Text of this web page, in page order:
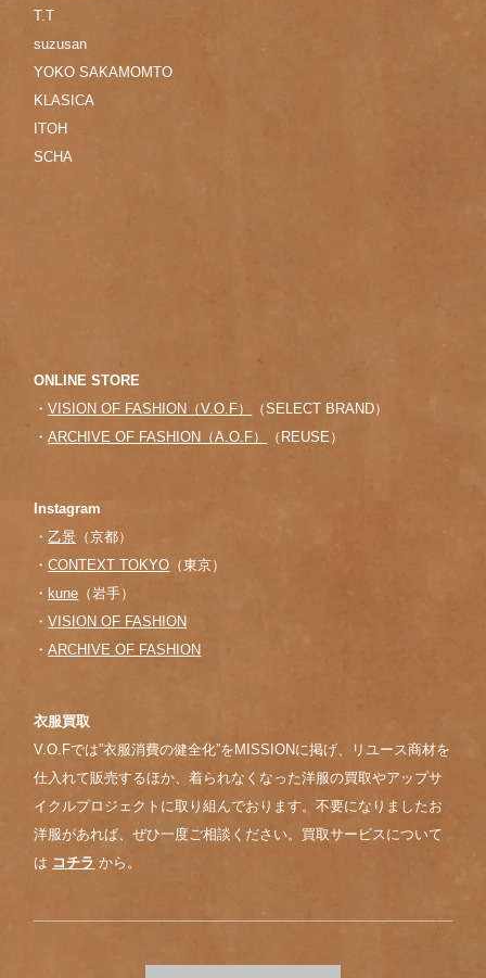
T.T
suzusan
YOKO SAKAMOMTO
KLASICA
ITOH
SCHA
ONLINE STORE
・VISION OF FASHION（V.O.F）
（SELECT BRAND）
・ARCHIVE OF FASHION（A.O.F） （REUSE）
Instagram
・乙景 （京都）
・CONTEXT TOKYO （東京）
・ kune （岩手）
・VISION OF FASHION
・ARCHIVE OF FASHION
衣服買取
V.O.Fでは”衣服消費の健全化”をMISSIONに掲げ、リユース商材を
仕入れて販売するほか、着られなくなった洋服の買取やアップサ
イクルプロジェクトに取り組んでおります。不要になりましたお
洋服があれば、ぜひ一度ご相談ください。買取サービスについて
は コチラ から。